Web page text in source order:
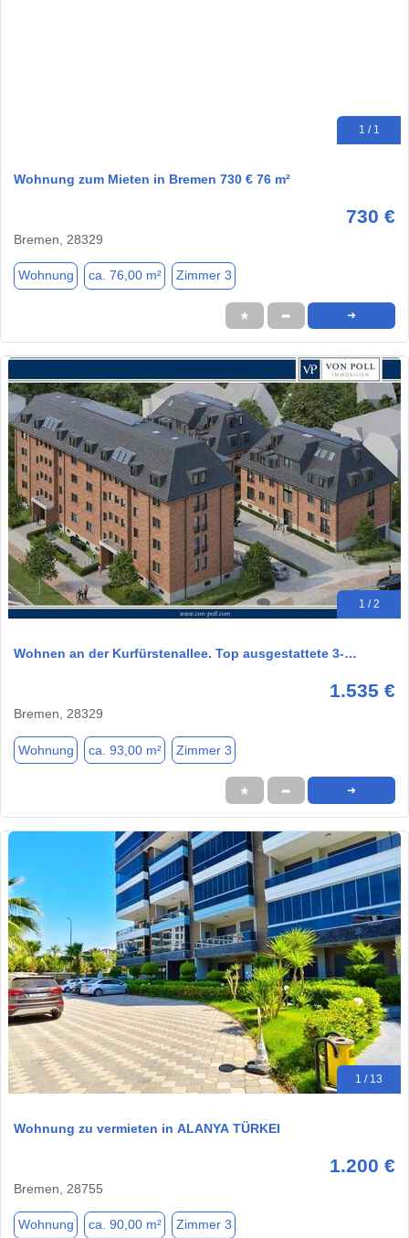
1 / 1
Wohnung zum Mieten in Bremen 730 € 76 m²
730 €
Bremen, 28329
Wohnung ca. 76,00 m² Zimmer 3
★ ➦ ➜
1 / 2
Wohnen an der Kurfürstenallee. Top ausgestattete 3-…
1.535 €
Bremen, 28329
Wohnung ca. 93,00 m² Zimmer 3
★ ➦ ➜
1 / 13
Wohnung zu vermieten in ALANYA TÜRKEI
1.200 €
Bremen, 28755
Wohnung ca. 90,00 m² Zimmer 3